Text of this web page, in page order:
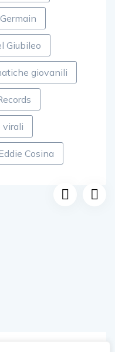
Giubileo
giovanili
virali
Cosina